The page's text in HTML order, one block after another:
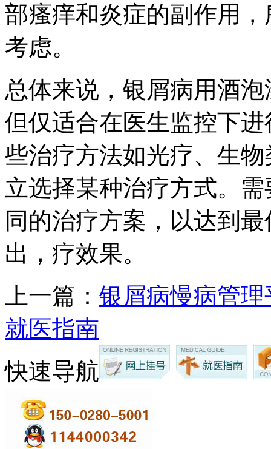
部瘙痒和炎症的副作用
考虑。
总体来说，银屑病用酒
但仅适合在医生监控下
些治疗方法如光疗、生
立选择某种治疗方式。
同的治疗方案，以达到
出，疗效果。
上一篇： 银屑病慢病管理
就医指南
快速导航